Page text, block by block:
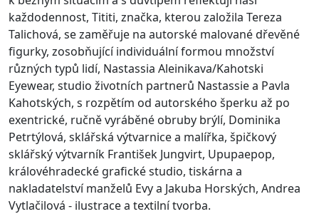
každodennost, Tititi, značka, kterou založila Tereza
Talichová, se zaměřuje na autorské malované dřevěné
figurky, zosobňující individuální formou množství
různých typů lidí, Nastassia Aleinikava/Kahotski
Eyewear, studio životních partnerů Nastassie a Pavla
Kahotských, s rozpětím od autorského šperku až po
exentrické, ručně vyráběné obruby brýlí, Dominika
Petrtýlová, sklářská výtvarnice a malířka, špičkový
sklářský výtvarník František Jungvirt, Upupaepop,
královéhradecké grafické studio, tiskárna a
nakladatelství manželů Evy a Jakuba Horských, Andrea
Vytlačilová - ilustrace a textilní tvorba.